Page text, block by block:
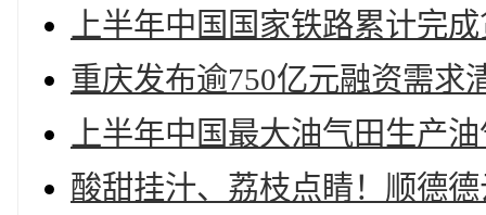
上半年中国国家铁路累计完
重庆发布逾750亿元融资需求
上半年中国最大油气田生产
酸甜挂汁、荔枝点睛！顺德